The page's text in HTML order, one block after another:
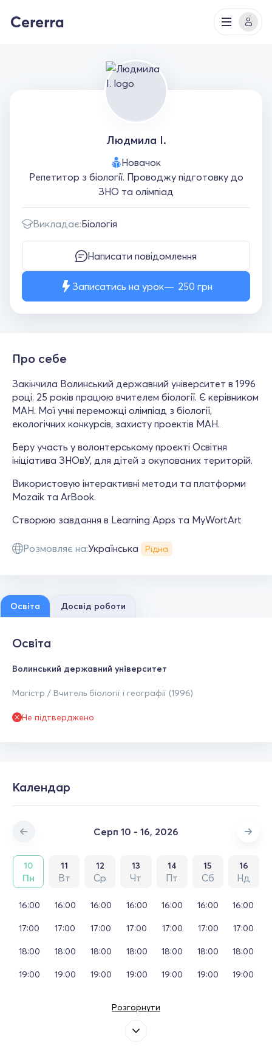
Людмила І.
Новачок
Репетитор з біології. Проводжу підготовку до
ЗНО та олімпіад
Викладає:Біологія
Написати повідомлення
Записатись на урок 250 грн
Про себе
Закінчила Волинський державний університет в 1996
році. 25 років працюю вчителем біології. Є керівником
МАН. Мої учні переможці олімпіад з біології,
екологічних конкурсів, захисту проектів МАН.
Беру участь у волонтерському проєкті Освітня
ініціатива ЗНОвУ, для дітей з окупованих територій.
Використовую інтерактивні методи та платформи
Mozaik та АrBook.
Створюю завдання в Learning Apps та MyWortArt
Розмовляє на:Українська Рідна
Освіта Досвід роботи
Освіта
Волинський державний університет
Магістр / Вчитель біології і географії (1996)
Не підтверджено
Календар
Серп 10 - 16, 2026
10
Пн
11
Вт
12
Ср
13
Чт
14
Пт
15
Сб
16
Нд
16:00
17:00
18:00
19:00
16:00
17:00
18:00
19:00
16:00
17:00
18:00
19:00
16:00
17:00
18:00
19:00
16:00
17:00
18:00
19:00
16:00
17:00
18:00
19:00
16:00
17:00
18:00
19:00
Розгорнути